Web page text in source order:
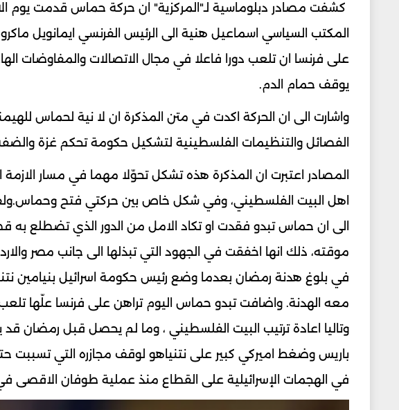
كشفت مصادر دبلوماسية لـ"المركزية" ان حركة حماس قدمت يوم
المكتب السياسي اسماعيل هنية الى الرئيس الفرنسي ايمانويل
على فرنسا ان تلعب دورا فاعلا في مجال الاتصالات والمفاوضات
يوقف حمام الدم.
واشارت الى ان الحركة اكدت في متن المذكرة ان لا نية لحماس
الفصائل والتنظيمات الفلسطينية لتشكيل حكومة تحكم غزة
المصادر اعتبرت ان المذكرة هذه تشكل تحوّلا مهما في مسار
اهل البيت الفلسطيني، وفي شكل خاص بين حركتي فتح
الى ان حماس تبدو فقدت او تكاد الامل من الدور الذي تضطلع به
موقته، ذلك انها اخفقت في الجهود التي تبذلها الى جانب مصر
في بلوغ هدنة رمضان بعدما وضع رئيس حكومة اسرائيل بنيامين
معه الهدنة. واضافت تبدو حماس اليوم تراهن على فرنسا علّها تلعب
وتاليا اعادة ترتيب البيت الفلسطيني ، وما لم يحصل قبل
في الهجمات الإسرائيلية على القطاع منذ عملية طوفان الاقصى في 7 تشرين الاول